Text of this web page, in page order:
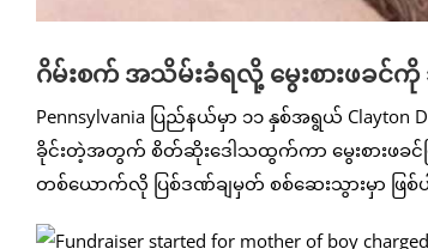
ဂိမ်းစက် အသိမ်းခံရလို့ မွေးစားဖခ
Pennsylvania ပြည်နယ်မှာ ၁၁ နှစ်အရွယ် Clayton
ခိုင်းတဲ့အတွက် စိတ်ဆိုးဒေါသထွက်ကာ မွေးစားဖခ
တစ်ယောက်လို ပြစ်ဒဏ်ချမှတ် စစ်ဆေးသွားမှာ ဖြစ်